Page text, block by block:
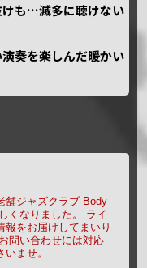
けも…滅多に聴けない
奏を楽しんだ暖かい
舗ジャズクラブ Body
くなりました。
ライ
報をお届けしてまいり
問い合わせには対応
ませ。